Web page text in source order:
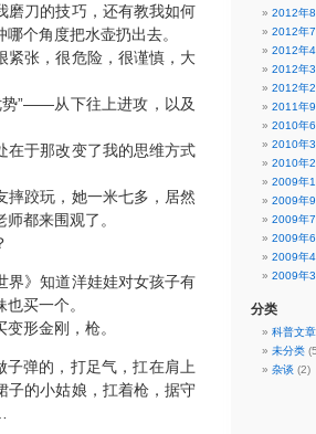
磨刀的技巧，还有教我如何
个角度把水壶扔出去。
张，很危险，很谨慎，大
势”——从下往上进攻，以及
在于那改变了我的思维方式
摔跤玩，她一米七多，居然
都来围观了。
界》知道洋娃娃对女孩子有
买一个。
形金刚，枪。
弹的，打足气，扛在肩上
子的小姑娘，扛着枪，据守
2012年8
2012年7
2012年4
2012年3
2012年2
2011年9
2010年6
2010年3
2010年2
2009年
2009年9
2009年7
2009年6
2009年4
2009年3
分类
科普文章
未分类
杂谈 (2)